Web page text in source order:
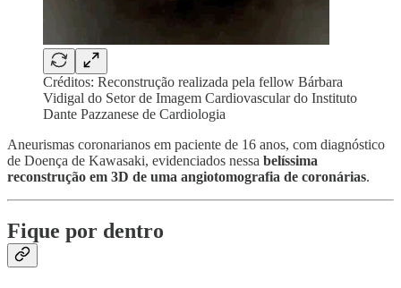
Créditos: Reconstrução realizada pela fellow Bárbara
Vidigal do Setor de Imagem Cardiovascular do Instituto
Dante Pazzanese de Cardiologia
Aneurismas coronarianos em paciente de 16 anos, com diagnóstico
de Doença de Kawasaki, evidenciados nessa belíssima
reconstrução em 3D de uma angiotomografia de coronárias.
Fique por dentro